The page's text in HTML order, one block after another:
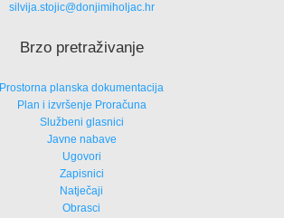
silvija.stojic@donjimiholjac.hr
Brzo pretraživanje
Prostorna planska dokumentacija
Plan i izvršenje Proračuna
Službeni glasnici
Javne nabave
Ugovori
Zapisnici
Natječaji
Obrasci